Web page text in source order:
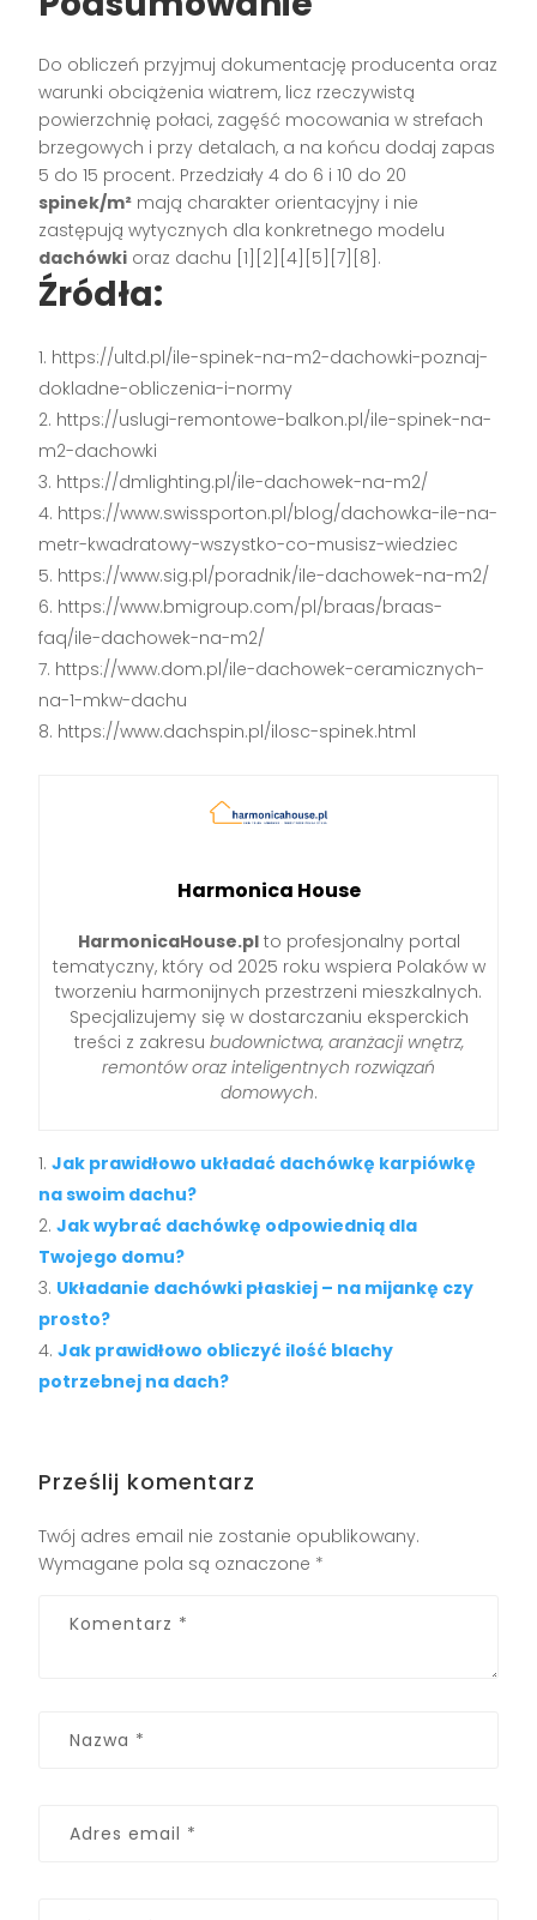
Do obliczeń przyjmuj dokumentację producenta oraz
warunki obciążenia wiatrem, licz rzeczywistą
powierzchnię połaci, zagęść mocowania w strefach
brzegowych i przy detalach, a na końcu dodaj zapas
5 do 15 procent. Przedziały 4 do 6 i 10 do 20
spinek/m² mają charakter orientacyjny i nie
zastępują wytycznych dla konkretnego modelu
dachówki oraz dachu [1][2][4][5][7][8].
Źródła:
https://ultd.pl/ile-spinek-na-m2-dachowki-poznaj-
dokladne-obliczenia-i-normy
https://uslugi-remontowe-balkon.pl/ile-spinek-na-
m2-dachowki
https://dmlighting.pl/ile-dachowek-na-m2/
https://www.swissporton.pl/blog/dachowka-ile-na-
metr-kwadratowy-wszystko-co-musisz-wiedziec
https://www.sig.pl/poradnik/ile-dachowek-na-m2/
https://www.bmigroup.com/pl/braas/braas-
faq/ile-dachowek-na-m2/
https://www.dom.pl/ile-dachowek-ceramicznych-
na-1-mkw-dachu
https://www.dachspin.pl/ilosc-spinek.html
Harmonica House
HarmonicaHouse.plto profesjonalny portal
tematyczny, który od 2025 roku wspiera Polaków w
tworzeniu harmonijnych przestrzeni mieszkalnych.
Specjalizujemy się w dostarczaniu eksperckich
treści z zakresu budownictwa, aranżacji wnętrz,
remontów oraz inteligentnych rozwiązań
domowych.
Jak prawidłowo układać dachówkę karpiówkę
na swoim dachu?
Jak wybrać dachówkę odpowiednią dla
Twojego domu?
Układanie dachówki płaskiej – na mijankę czy
prosto?
Jak prawidłowo obliczyć ilość blachy
potrzebnej na dach?
Prześlij komentarz
Twój adres email nie zostanie opublikowany.
Wymagane pola są oznaczone *